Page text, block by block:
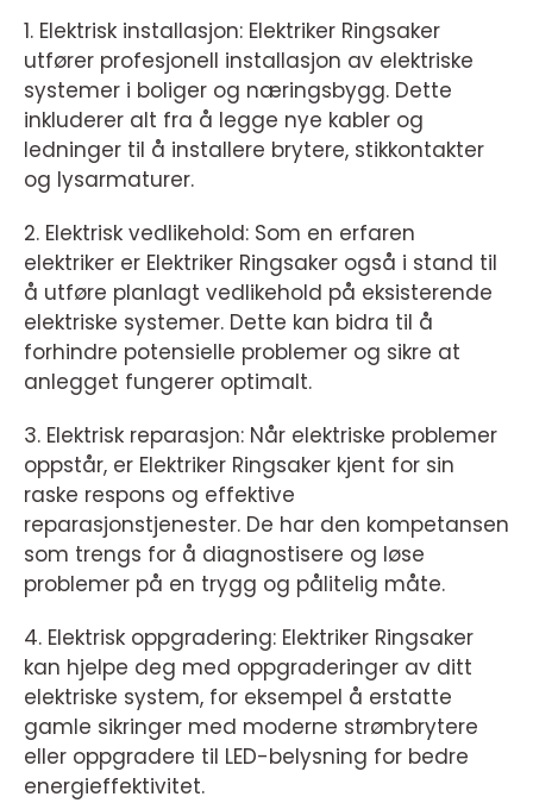
1. Elektrisk installasjon: Elektriker Ringsaker
utfører profesjonell installasjon av elektriske
systemer i boliger og næringsbygg. Dette
inkluderer alt fra å legge nye kabler og
ledninger til å installere brytere, stikkontakter
og lysarmaturer.
2. Elektrisk vedlikehold: Som en erfaren
elektriker er Elektriker Ringsaker også i stand til
å utføre planlagt vedlikehold på eksisterende
elektriske systemer. Dette kan bidra til å
forhindre potensielle problemer og sikre at
anlegget fungerer optimalt.
3. Elektrisk reparasjon: Når elektriske problemer
oppstår, er Elektriker Ringsaker kjent for sin
raske respons og effektive
reparasjonstjenester. De har den kompetansen
som trengs for å diagnostisere og løse
problemer på en trygg og pålitelig måte.
4. Elektrisk oppgradering: Elektriker Ringsaker
kan hjelpe deg med oppgraderinger av ditt
elektriske system, for eksempel å erstatte
gamle sikringer med moderne strømbrytere
eller oppgradere til LED-belysning for bedre
energieffektivitet.